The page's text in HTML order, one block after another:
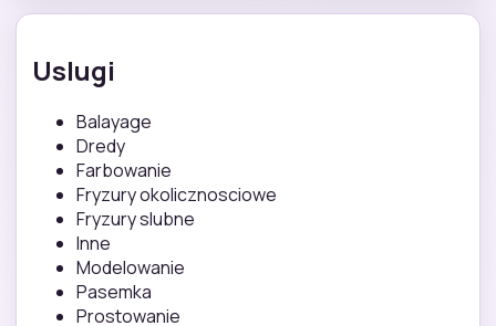
Uslugi
Balayage
Dredy
Farbowanie
Fryzury okolicznosciowe
Fryzury slubne
Inne
Modelowanie
Pasemka
Prostowanie